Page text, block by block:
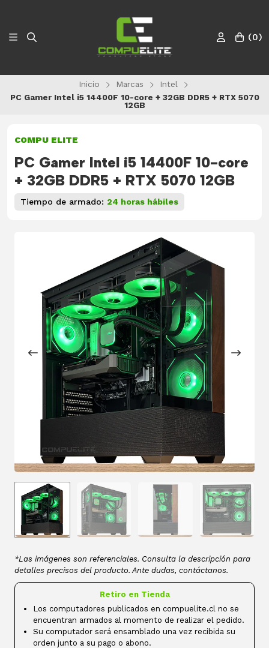
(0)
Inicio Marcas
Intel
PC Gamer Intel i5 14400F 10-core + 32GB DDR5 + RTX 5070
12GB
COMPU ELITE
PC Gamer Intel i5 14400F 10-core
+ 32GB DDR5 + RTX 5070 12GB
Tiempo de armado: 24 horas hábiles
*Las imágenes son referenciales. Consulta la descripción para
detalles precisos del producto. Ante dudas, contáctanos.
Retiro en Tienda
Los computadores publicados en compuelite.cl no se
encuentran armados al momento de realizar el pedido.
Su computador será ensamblado una vez recibida su
orden junto a su pago o abono.